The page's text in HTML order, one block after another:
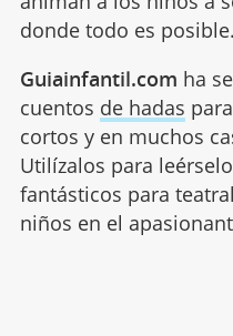
donde todo es posible.
Guiainfantil.com ha
cuentos de hadas
cortos y en muchos
Utilízalos para
fantásticos para
niños en el